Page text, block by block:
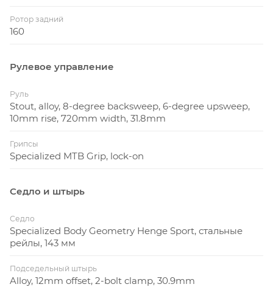
Ротор задний
160
Рулевое управление
Руль
Stout, alloy, 8-degree backsweep, 6-degree upsweep,
10mm rise, 720mm width, 31.8mm
Грипсы
Specialized MTB Grip, lock-on
Седло и штырь
Седло
Specialized Body Geometry Henge Sport, стальные
рейлы, 143 мм
Подседельный штырь
Alloy, 12mm offset, 2-bolt clamp, 30.9mm